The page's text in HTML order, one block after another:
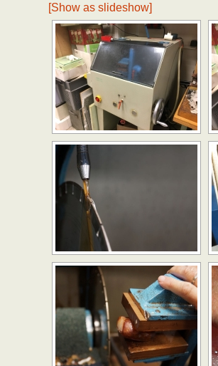
[Show as slideshow]